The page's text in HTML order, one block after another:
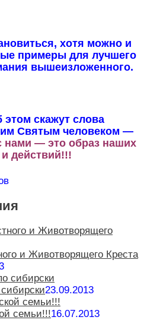
хотя можно и
примеры для лучшего
вышеизложенного.
скажут слова
Святым человеком —
нами — это образ наших
действий!!!
и Животворящего Креста
23.09.2013
семьи!!!16.07.2013